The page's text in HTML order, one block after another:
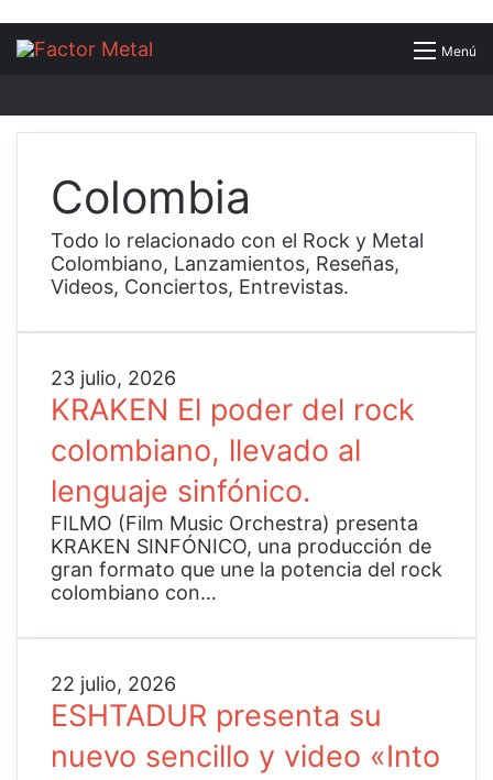
Menú
Buscar
Colombia
Todo lo relacionado con el Rock y Metal
Colombiano, Lanzamientos, Reseñas,
Videos, Conciertos, Entrevistas.
K
R
A
K
N
E
l
p
o
e
d
e
l
r
o
23 julio, 2026
KRAKEN El poder del rock
colombiano, llevado al
lenguaje sinfónico.
FILMO (Film Music Orchestra) presenta
KRAKEN SINFÓNICO, una producción de
gran formato que une la potencia del rock
colombiano con…
E
S
H
T
22 julio, 2026
ESHTADUR presenta su
nuevo sencillo y video «Into